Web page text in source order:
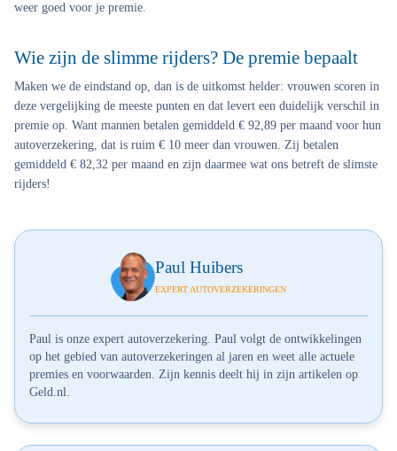
weer goed voor je premie.
Wie zijn de slimme rijders? De premie bepaalt
Maken we de eindstand op, dan is de uitkomst helder: vrouwen scoren in
deze vergelijking de meeste punten en dat levert een duidelijk verschil in
premie op. Want mannen betalen gemiddeld € 92,89 per maand voor hun
autoverzekering, dat is ruim € 10 meer dan vrouwen. Zij betalen
gemiddeld € 82,32 per maand en zijn daarmee wat ons betreft de slimste
rijders!
Paul Huibers
EXPERT AUTOVERZEKERINGEN
Paul is onze expert autoverzekering. Paul volgt de ontwikkelingen
op het gebied van autoverzekeringen al jaren en weet alle actuele
premies en voorwaarden. Zijn kennis deelt hij in zijn artikelen op
Geld.nl.